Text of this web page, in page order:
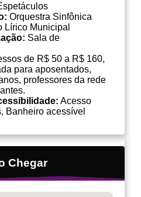
Orquestra Sinfônica
Lírico Municipal
Sala de
de R$ 50 a R$ 160,
para aposentados,
professores da rede
Acesso
Banheiro acessível
Chegar